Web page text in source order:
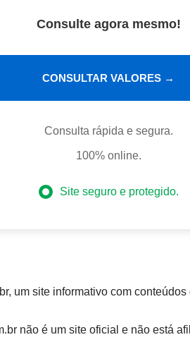
Consulte agora mesmo!
CONSULTAR VALORES →
Consulta rápida e segura.
100% online.
Site seguro e protegido.
um site informativo com
não é um site oficial e não está